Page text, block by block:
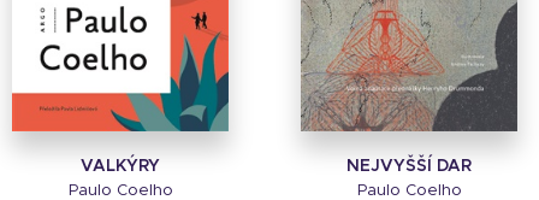
VALKÝRY
Paulo Coelho
NEJVYŠŠÍ DAR
Paulo Coelho